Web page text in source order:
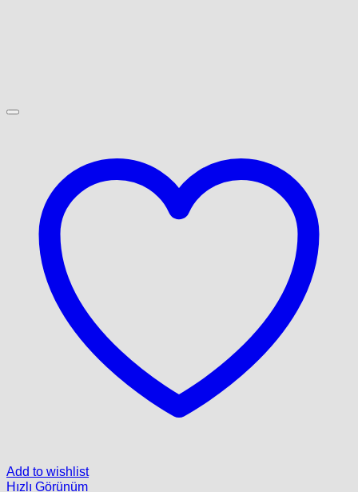
Add to wishlist
Hızlı Görünüm